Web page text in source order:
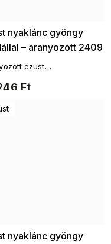
nyaklánc gyöngy
– aranyozott 2409
Ft
ezüst
925/1000
nyaklánc gyöngy